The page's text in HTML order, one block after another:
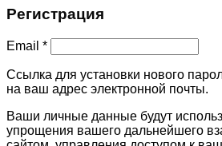
Регистрация
Email *
Ссылка для установки нового
на ваш адрес электронной почты.
Ваши личные данные будут
упрощения вашего дальнейшего